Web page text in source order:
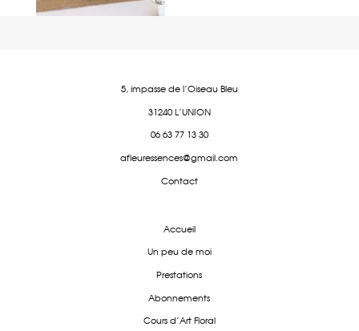
5, impasse de l'Oiseau Bleu
31240 L'UNION
06 63 77 13 30
afleuressences@gmail.com
Contact
Accueil
Un peu de moi
Prestations
Abonnements
Cours d'Art Floral